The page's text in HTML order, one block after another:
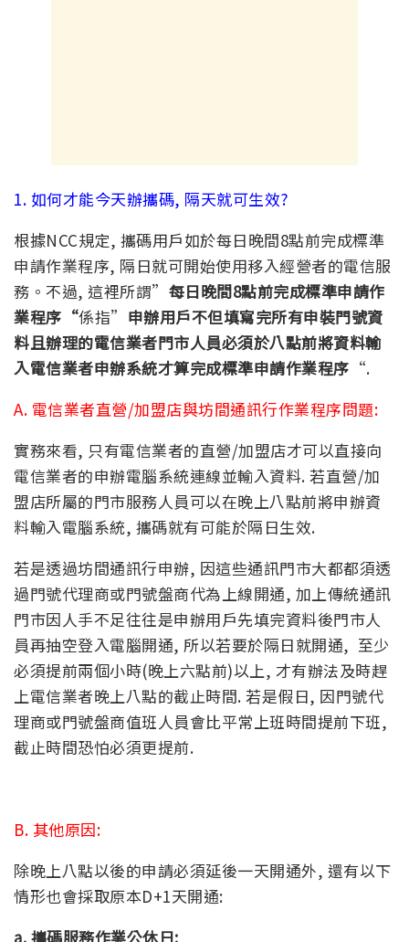
1. 如何才能今天辦攜碼, 隔天就可生效?
根據NCC規定, 攜碼用戶如於每日晚間8點前完成標準
申請作業程序, 隔日就可開始使用移入經營者的電信服
務。不過, 這裡所謂” 每日晚間8點前完成標準申請作
業程序 “係指” 申辦用戶不但填寫完所有申裝門號資
料且辦理的電信業者門市人員必須於八點前將資料輸
入電信業者申辦系統才算完成標準申請作業程序 “.
A. 電信業者直營/加盟店與坊間通訊行作業程序問題:
實務來看, 只有電信業者的直營/加盟店才可以直接向
電信業者的申辦電腦系統連線並輸入資料. 若直營/加
盟店所屬的門市服務人員可以在晚上八點前將申辦資
料輸入電腦系統, 攜碼就有可能於隔日生效.
若是透過坊間通訊行申辦, 因這些通訊門市大都都須透
過門號代理商或門號盤商代為上線開通, 加上傳統通訊
門市因人手不足往往是申辦用戶先填完資料後門市人
員再抽空登入電腦開通, 所以若要於隔日就開通, 至少
必須提前兩個小時(晚上六點前)以上, 才有辦法及時趕
上電信業者晚上八點的截止時間. 若是假日, 因門號代
理商或門號盤商值班人員會比平常上班時間提前下班,
截止時間恐怕必須更提前.
B. 其他原因:
除晚上八點以後的申請必須延後一天開通外, 還有以下
情形也會採取原本D+1天開通:
a. 攜碼服務作業公休日: